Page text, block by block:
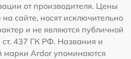
от производителя. Цены
сайте, носят исключительно
и не являются публичной
ст. 437 ГК РФ. Названия и
марки Ardor упоминаются